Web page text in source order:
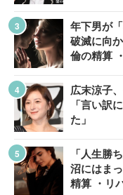
年下男が
破滅に向
倫の精算
広末涼子
「言い訳
た」
「人生勝
沼にはま
精算 ・リ